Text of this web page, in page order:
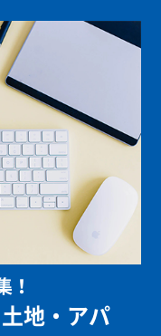
！
地・アパ